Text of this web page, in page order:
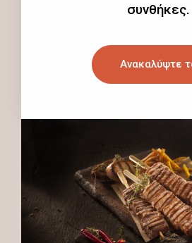
συνθήκες.
Ανακαλύψτε